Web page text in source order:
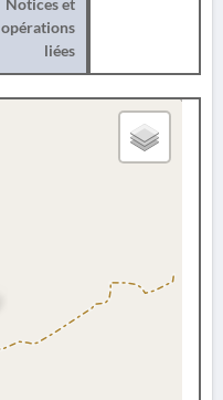
Notices et
opérations
liées